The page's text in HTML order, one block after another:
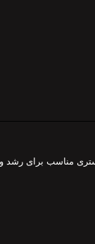
مناسب برای